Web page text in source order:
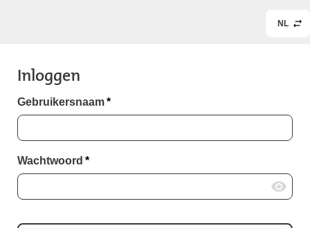
NL
Inloggen
Gebruikersnaam*
Wachtwoord *